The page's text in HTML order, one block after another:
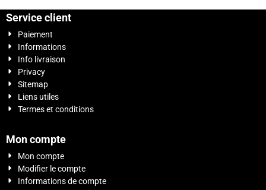
Service client
Paiement
Informations
Info livraison
Privacy
Sitemap
Liens utiles
Termes et conditions
Mon compte
Mon compte
Modifier le compte
Informations de compte